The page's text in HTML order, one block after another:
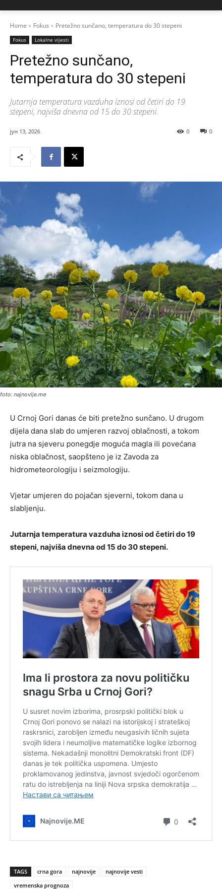
Home Fokus Pretežno sunčano, temperatura do 30 stepeni
Fokus Lokalne vijesti
Pretežno sunčano,
temperatura do 30 stepeni
Jutarnja temperatura vazduha iznosi od četiri do 19
stepeni, najviša dnevna od 15 do 30 stepeni.
јун 13, 2026 0
0
foto: najnovije.me
U Crnoj Gori danas će biti pretežno sunčano. U drugom
dijela dana slab do umjeren razvoj oblačnosti, a tokom
jutra na sjeveru ponegdje moguća magla ili povećana
niska oblačnost, saopšteno je iz Zavoda za
hidrometeorologiju i seizmologiju.
Vjetar umjeren do pojačan sjeverni, tokom dana u
slabljenju.
Jutarnja temperatura vazduha iznosi od četiri do 19
stepeni, najviša dnevna od 15 do 30 stepeni.
TAGS crna gora najnovije
najnovije vesti
vremenska prognoza